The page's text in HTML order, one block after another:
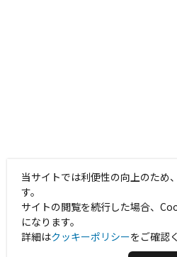
当サイトでは利便性の向上のため
す。
サイトの閲覧を続行した場合、
になります。
詳細はクッキーポリシーをご確認